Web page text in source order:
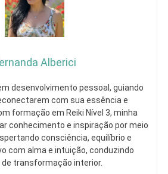
Alberici
desenvolvimento pessoal, guiando
com sua essência e
formação em Reiki Nível 3, minha
conhecimento e inspiração por meio
consciência, equilíbrio e
com alma e intuição, conduzindo
de transformação interior.